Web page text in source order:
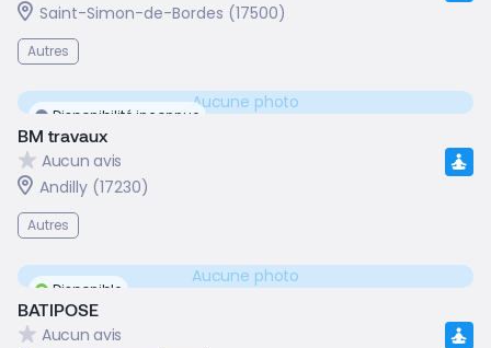
Saint-Simon-de-Bordes (17500)
Autres
Disponibilité inconnue
Aucune photo
BM travaux
Aucun avis
Andilly (17230)
Autres
Disponible
Aucune photo
BATIPOSE
Aucun avis